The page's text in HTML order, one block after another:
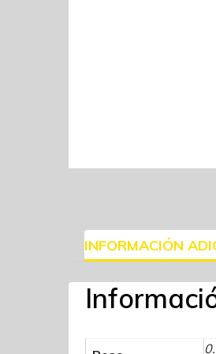
INFORMACIÓN